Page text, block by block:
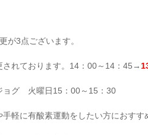
が3点ございます。
されております。14：00～14：45→
ョグ 火曜日15：00～15：30
軽に有酸素運動をしたい方におすす